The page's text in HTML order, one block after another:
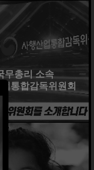
무총리 소속
통합감독위원회